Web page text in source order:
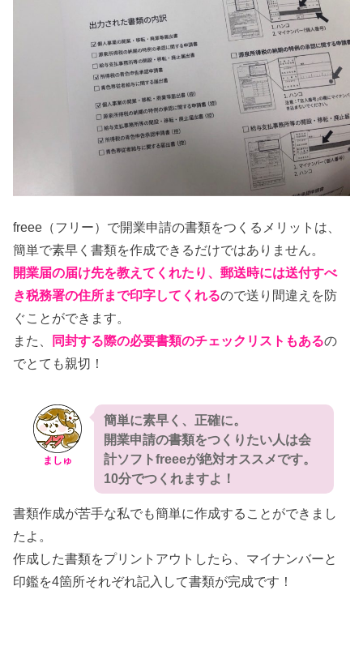
freee（フリー）で開業申請の書類をつくるメリットは、
簡単で素早く書類を作成できるだけではありません。
開業届の届け先を教えてくれたり、郵送時には送付すべ
き税務署の住所まで印字してくれるので送り間違えを防
ぐことができます。
また、
同封する際の必要書類のチェックリストもあるの
でとても親切！
ましゅ
簡単に素早く、正確に。
開業申請の書類をつくりたい人は会
計ソフトfreeeが絶対オススメです。
10分でつくれますよ！
書類作成が苦手な私でも簡単に作成することができまし
たよ。
作成した書類をプリントアウトしたら、マイナンバーと
印鑑を4箇所それぞれ記入して書類が完成です！